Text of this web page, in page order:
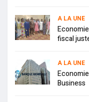
A LA UNE
fiscal
A LA UNE
Business